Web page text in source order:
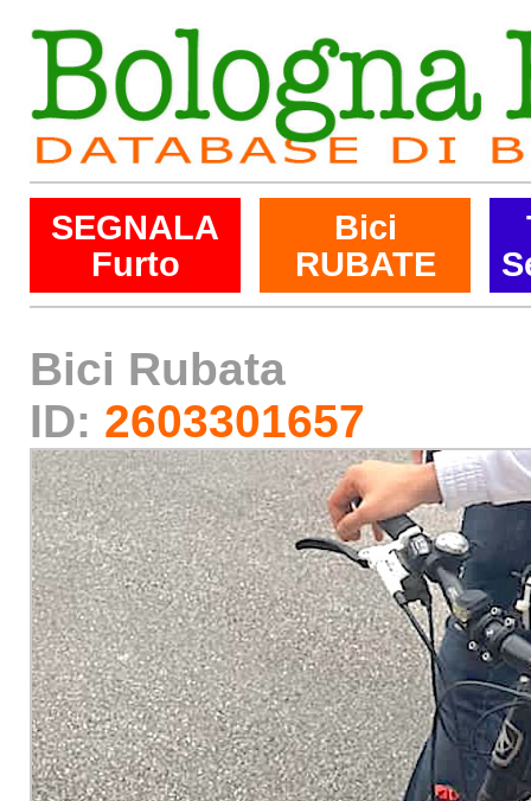
SEGNALA
Furto
Bici
RUBATE
Bici Rubata
ID: 2603301657